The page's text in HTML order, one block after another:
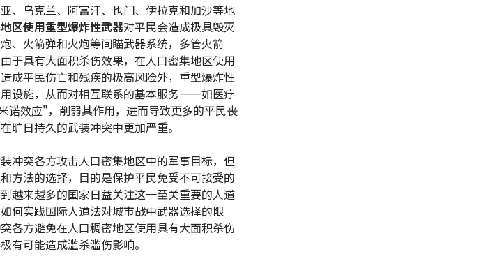
、乌克兰、阿富汗、也门、伊拉克和加沙等地
区使用重型爆炸性武器对平民会造成极具毁灭
、火箭弹和火炮等间瞄武器系统，多管火箭
于具有大面积杀伤效果，在人口密集地区使用
成平民伤亡和残疾的极高风险外，重型爆炸性
设施，从而对相互联系的基本服务——如医疗
效应"，削弱其作用，进而导致更多的平民丧
旷日持久的武装冲突中更加严重。
冲突各方攻击人口密集地区中的军事目标，但
方法的选择，目的是保护平民免受不可接受的
越来越多的国家日益关注这一至关重要的人道
何实践国际人道法对城市战中武器选择的限
各方避免在人口稠密地区使用具有大面积杀伤
有可能造成滥杀滥伤影响。